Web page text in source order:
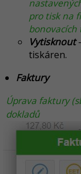
pro tisk na
bonovacích
Vytisknout
tiskáren.
Faktury
Úprava faktury
dokladů